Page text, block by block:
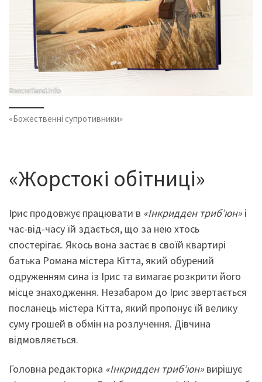
«Божественні супротивники»
«Жорстокі обітниці»
Ірис продовжує працювати в «Інкридден триб’юн» і
час-від-часу їй здається, що за нею хтось
спостерігає. Якось вона застає в своїй квартирі
батька Романа містера Кітта, який обурений
одруженням сина із Ірис та вимагає розкрити його
місце знаходження. Незабаром до Ірис звертається
посланець містера Кітта, який пропонує їй велику
суму грошей в обмін на розлучення. Дівчина
відмовляється.
Головна редакторка «Інкридден триб’юн» вирішує